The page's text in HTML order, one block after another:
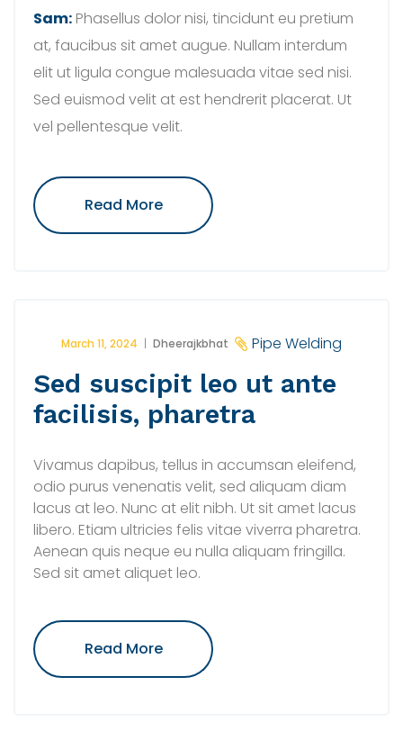
Sam: Phasellus dolor nisi, tincidunt eu pretium
at, faucibus sit amet augue. Nullam interdum
elit ut ligula congue malesuada vitae sed nisi.
Sed euismod velit at est hendrerit placerat. Ut
vel pellentesque velit.
Read More"Nam
Turpis
March 11, 2024 Dheerajkbhat Pipe Welding
Sed suscipit leo ut ante
facilisis, pharetra
Vivamus dapibus, tellus in accumsan eleifend,
odio purus venenatis velit, sed aliquam diam
lacus at leo. Nunc at elit nibh. Ut sit amet lacus
libero. Etiam ultricies felis vitae viverra pharetra.
Aenean quis neque eu nulla aliquam fringilla.
Sed sit amet aliquet leo.
Read More"Sed
Suscipit
Leo